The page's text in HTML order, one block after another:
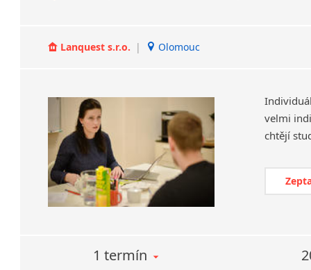
Lanquest s.r.o. | Olomouc
velmi
1 termín